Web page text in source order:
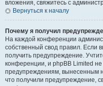
вложения, свяжитесь с
Вернуться к началу
Почему я получил
На каждой конференции
собственный свод правил. Если
получить предупреждение.
конференции, и phpBB Limited
предупреждениям, вынесенным
что получили предупреждение,